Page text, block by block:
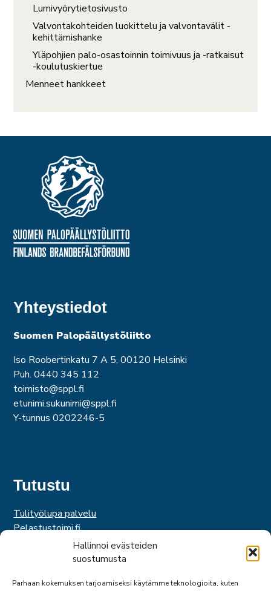
Hallinnoi evästeiden
suostumusta
Parhaan kokemuksen tarjoamiseksi käytämme teknologioita, kuten
Lumivyörytietosivusto
Valvontakohteiden luokittelu ja valvontavälit -
kehittämishanke
Yläpohjien palo-osastoinnin toimivuus ja -ratkaisut
-koulutuskiertue
Menneet hankkeet
Yhteystiedot
Suomen Palopäällystöliitto
Iso Roobertinkatu 7 A 5, 00120 Helsinki
Puh. 0440 345 112
toimisto@sppl.fi
etunimi.sukunimi@sppl.fi
Y-tunnus 0202246-5
Tutustu
Tulityölupa palvelu
Pelastustoimi.fi
Hätäkeskuslaitos
Palosuojelurahasto
Suomen Pelastusalan Keskusjärjestö